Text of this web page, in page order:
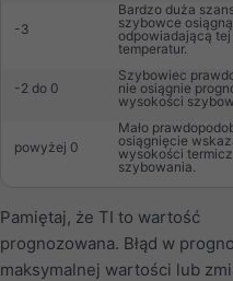
-3
Bardzo duża
szybowce
odpowiadającą
temperatur.
-2 do 0
Szybowiec
nie osiągnie
wysokości
powyżej 0
Mało
osiągnięcie
wysokości
szybowania.
Pamiętaj, że TI to wartość
prognozowana. Błąd w
maksymalnej wartości lub